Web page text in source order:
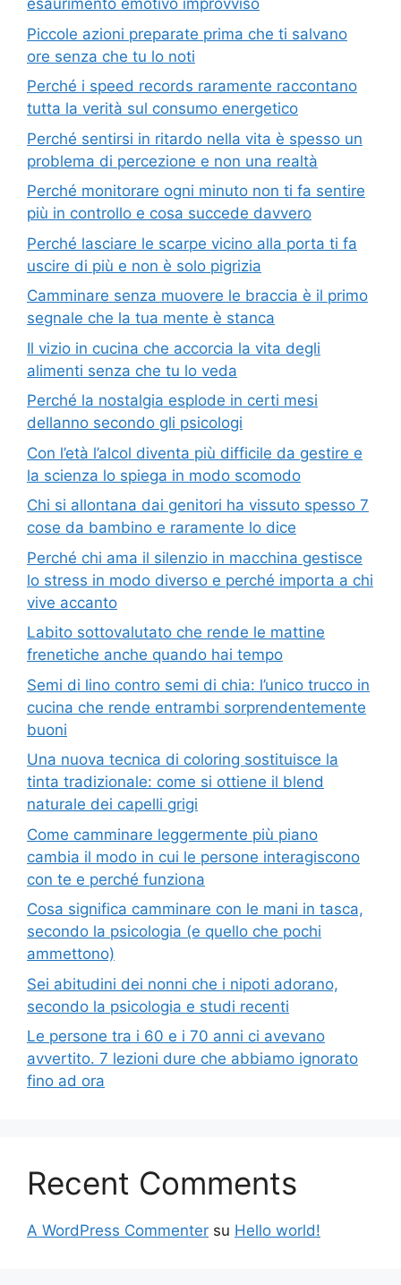
esaurimento emotivo improvviso
Piccole azioni preparate prima che ti salvano
ore senza che tu lo noti
Perché i speed records raramente raccontano
tutta la verità sul consumo energetico
Perché sentirsi in ritardo nella vita è spesso un
problema di percezione e non una realtà
Perché monitorare ogni minuto non ti fa sentire
più in controllo e cosa succede davvero
Perché lasciare le scarpe vicino alla porta ti fa
uscire di più e non è solo pigrizia
Camminare senza muovere le braccia è il primo
segnale che la tua mente è stanca
Il vizio in cucina che accorcia la vita degli
alimenti senza che tu lo veda
Perché la nostalgia esplode in certi mesi
dellanno secondo gli psicologi
Con l’età l’alcol diventa più difficile da gestire e
la scienza lo spiega in modo scomodo
Chi si allontana dai genitori ha vissuto spesso 7
cose da bambino e raramente lo dice
Perché chi ama il silenzio in macchina gestisce
lo stress in modo diverso e perché importa a chi
vive accanto
Labito sottovalutato che rende le mattine
frenetiche anche quando hai tempo
Semi di lino contro semi di chia: l’unico trucco in
cucina che rende entrambi sorprendentemente
buoni
Una nuova tecnica di coloring sostituisce la
tinta tradizionale: come si ottiene il blend
naturale dei capelli grigi
Come camminare leggermente più piano
cambia il modo in cui le persone interagiscono
con te e perché funziona
Cosa significa camminare con le mani in tasca,
secondo la psicologia (e quello che pochi
ammettono)
Sei abitudini dei nonni che i nipoti adorano,
secondo la psicologia e studi recenti
Le persone tra i 60 e i 70 anni ci avevano
avvertito. 7 lezioni dure che abbiamo ignorato
fino ad ora
Recent Comments
A WordPress Commenter su Hello world!